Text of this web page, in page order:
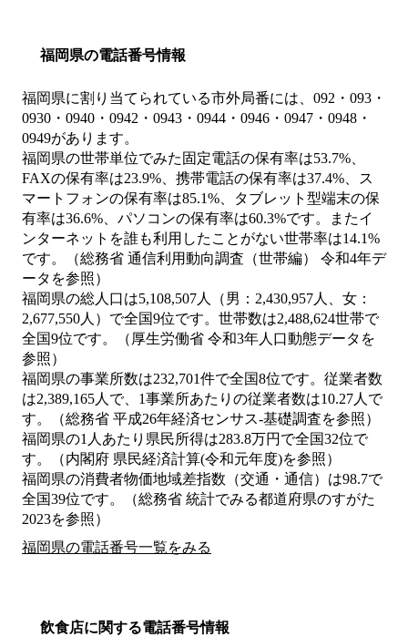
福岡県の電話番号情報
福岡県に割り当てられている市外局番には、092・093・
0930・0940・0942・0943・0944・0946・0947・0948・
0949があります。
福岡県の世帯単位でみた固定電話の保有率は53.7%、
FAXの保有率は23.9%、携帯電話の保有率は37.4%、ス
マートフォンの保有率は85.1%、タブレット型端末の保
有率は36.6%、パソコンの保有率は60.3%です。またイ
ンターネットを誰も利用したことがない世帯率は14.1%
です。（総務省 通信利用動向調査（世帯編） 令和4年デ
ータを参照）
福岡県の総人口は5,108,507人（男：2,430,957人、女：
2,677,550人）で全国9位です。世帯数は2,488,624世帯で
全国9位です。（厚生労働省 令和3年人口動態データを
参照）
福岡県の事業所数は232,701件で全国8位です。従業者数
は2,389,165人で、1事業所あたりの従業者数は10.27人で
す。（総務省 平成26年経済センサス‐基礎調査を参照）
福岡県の1人あたり県民所得は283.8万円で全国32位で
す。（内閣府 県民経済計算(令和元年度)を参照）
福岡県の消費者物価地域差指数（交通・通信）は98.7で
全国39位です。（総務省 統計でみる都道府県のすがた
2023を参照）
福岡県の電話番号一覧をみる
飲食店に関する電話番号情報